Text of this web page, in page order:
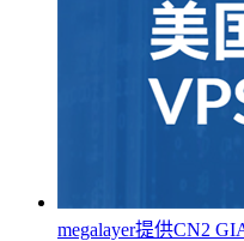
megalayer提供CN2